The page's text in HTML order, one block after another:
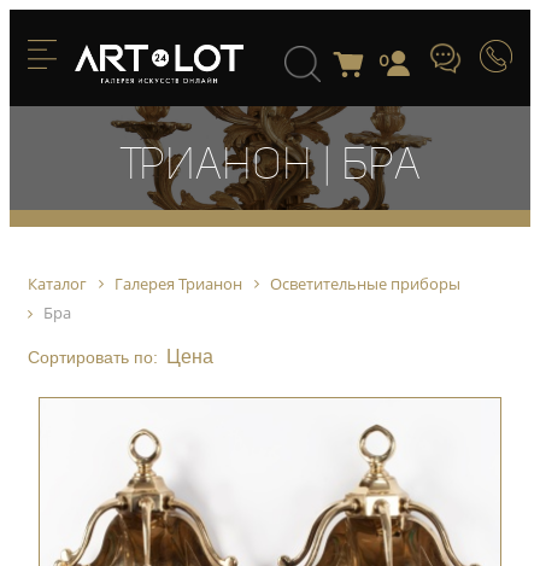
0
Трианон | Бра
Каталог Галерея Трианон
Осветительные приборы
Бра
Сортировать по: Цена